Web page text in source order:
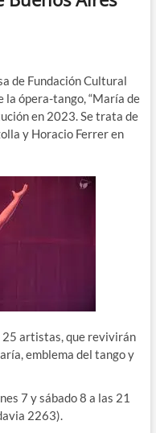
e
ú
de Fundación Cultural
la ópera-tango, “María de
en 2023. Se trata de
y Horacio Ferrer en
25 artistas, que revivirán
emblema del tango y
7 y sábado 8 a las 21
2263).